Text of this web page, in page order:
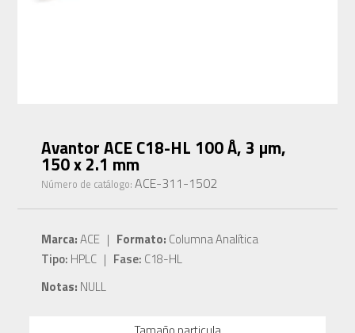
Avantor ACE C18-HL 100 Å, 3 µm,
150 x 2.1 mm
Número de catálogo:ACE-311-1502
Marca:ACE | Formato: Columna Analítica
Tipo: HPLC | Fase: C18-HL
Notas: NULL